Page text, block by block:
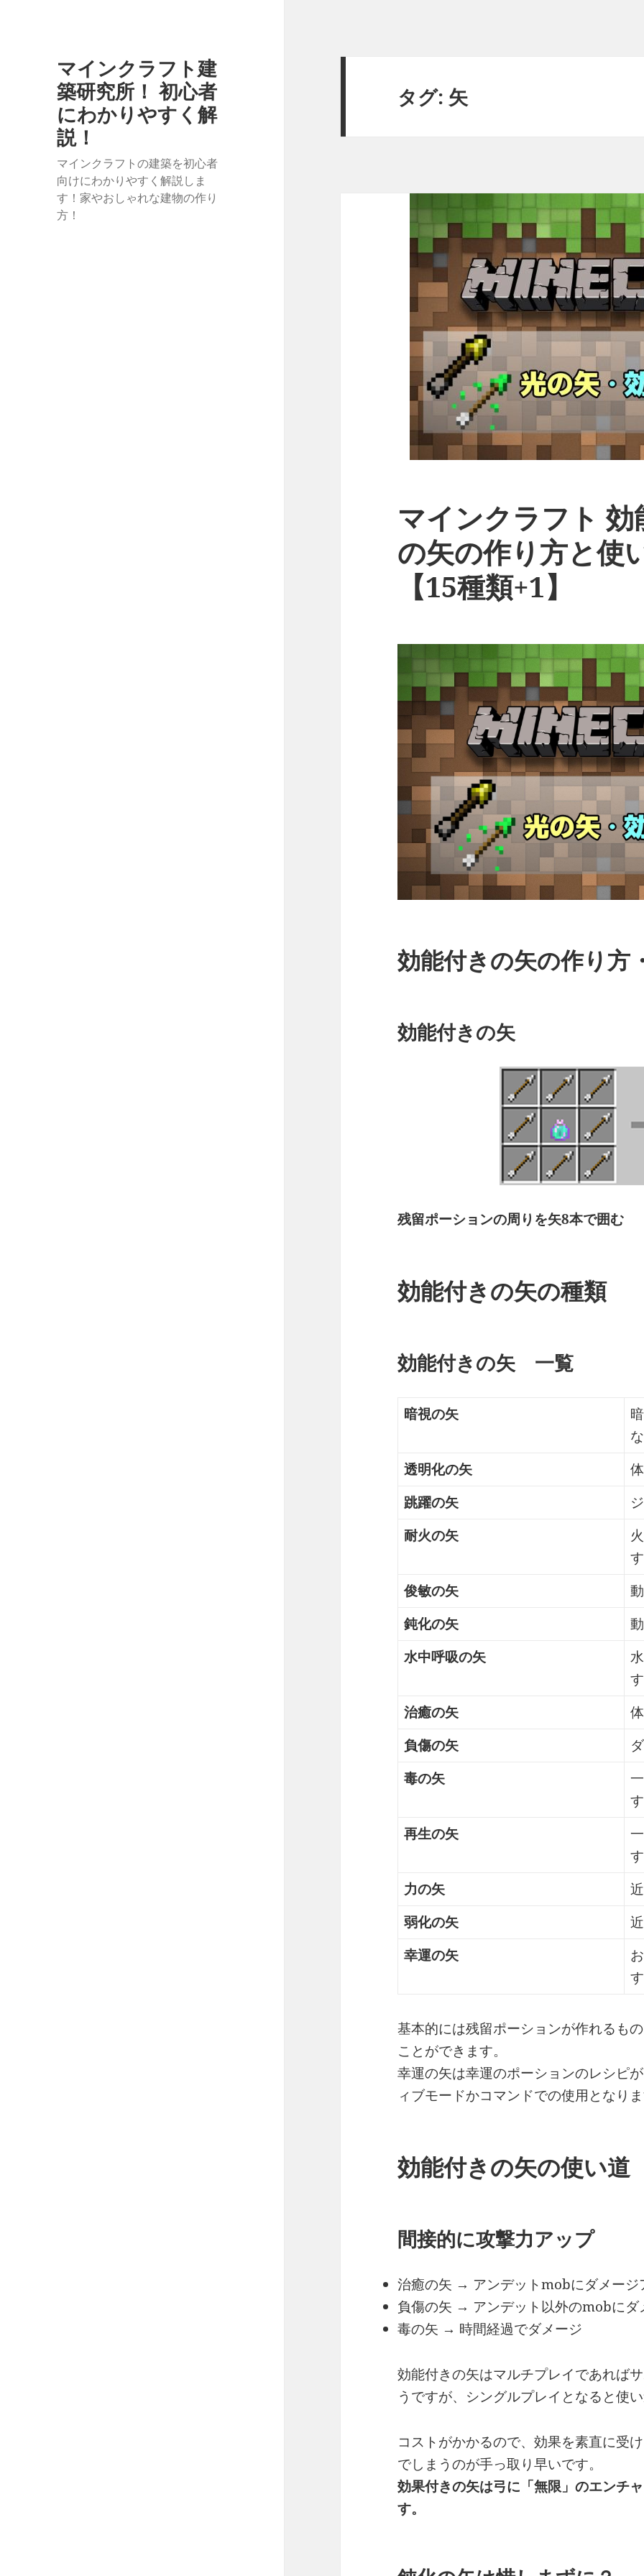
マインクラフト建
築研究所！ 初心者
にわかりやすく解
説！
マインクラフトの建築を初心者
向けにわかりやすく解説しま
す！家やおしゃれな建物の作り
方！
タグ: 矢
マインクラフト
の矢の作り方と使
【15種類+1】
効能付きの矢の作り方
効能付きの矢
残留ポーションの周りを矢8本で囲む
効能付きの矢の種類
効能付きの矢 一覧
暗視の矢
透明化の矢
跳躍の矢
耐火の矢
俊敏の矢
鈍化の矢
水中呼吸の矢
治癒の矢
負傷の矢
毒の矢
再生の矢
力の矢
弱化の矢
幸運の矢
基本的には残留ポーションが作れるも
ことができます。
幸運の矢は幸運のポーションのレシピ
ィブモードかコマンドでの使用となり
効能付きの矢の使い道
間接的に攻撃力アップ
治癒の矢 → アンデットmobにダメージ
負傷の矢 → アンデット以外のmobにダ
毒の矢 → 時間経過でダメージ
効能付きの矢はマルチプレイであれば
うですが、シングルプレイとなると使
コストがかかるので、効果を素直に受
でしまうのが手っ取り早いです。
効果付きの矢は弓に「無限」のエンチ
す。